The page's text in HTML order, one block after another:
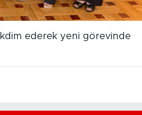
ederek yeni görevinde